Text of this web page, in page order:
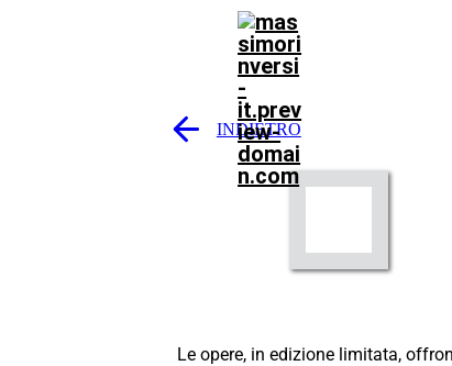
INDIETRO
Le opere, in edizione limitata,